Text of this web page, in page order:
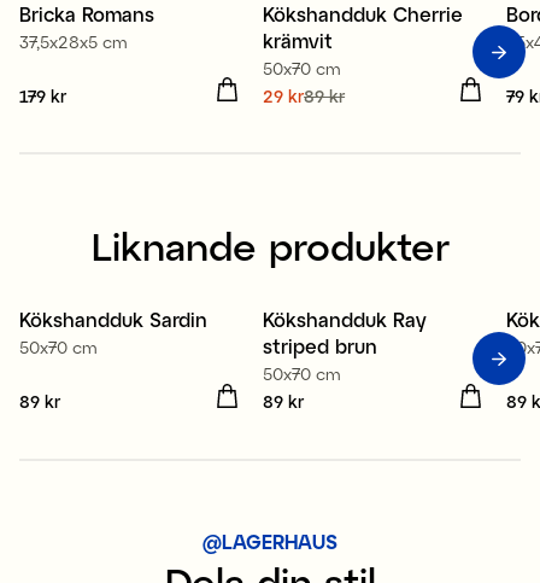
Bricka Romans
37,5x28x5 cm
Pris :179 kr
179 kr
Sale
Kökshandduk Cherrie
krämvit
50x70 cm
Nuvarande pris
29 kr89 kr Pris
79
Liknande produkter
2 för 149 kr
Kökshandduk Sardin
50x70 cm
Pris:
89 kr
Nyhet
2 för 149 kr
Kökshandduk Ray
striped brun
50x70 cm
Pris:
89 kr Pris
89
@LAGERHAUS